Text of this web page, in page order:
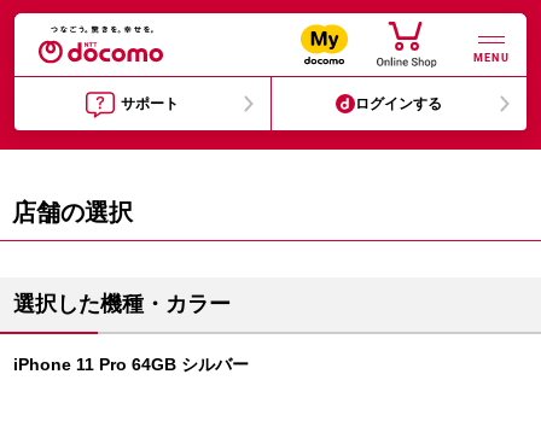
MENU
サポート ログインする
店舗の選択
選択した機種・カラー
iPhone 11 Pro 64GB シルバー